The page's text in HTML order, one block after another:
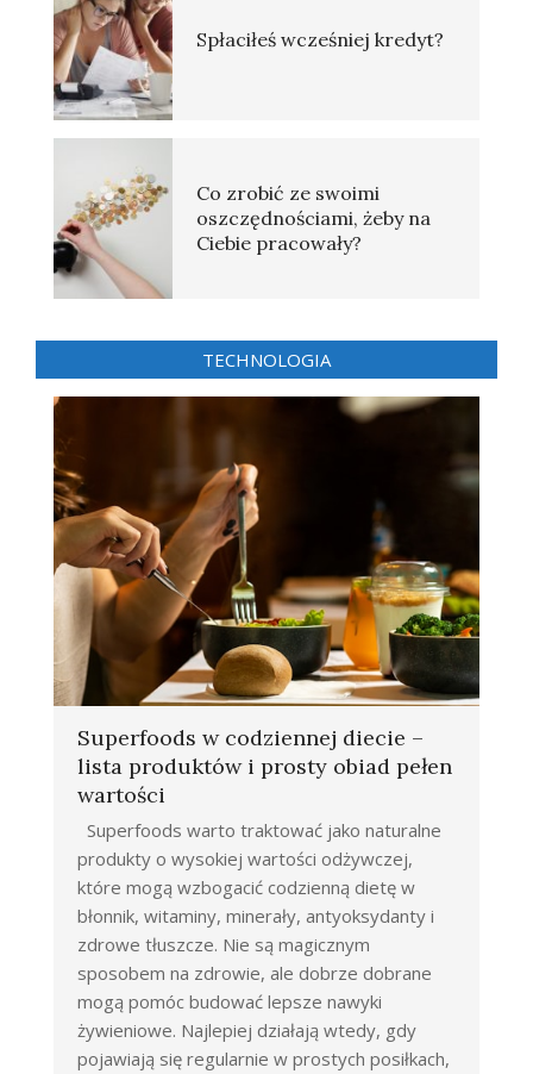
Spłaciłeś wcześniej kredyt?
Co zrobić ze swoimi
oszczędnościami, żeby na
Ciebie pracowały?
TECHNOLOGIA
Superfoods w codziennej diecie –
lista produktów i prosty obiad pełen
wartości
Superfoods warto traktować jako naturalne
produkty o wysokiej wartości odżywczej,
które mogą wzbogacić codzienną dietę w
błonnik, witaminy, minerały, antyoksydanty i
zdrowe tłuszcze. Nie są magicznym
sposobem na zdrowie, ale dobrze dobrane
mogą pomóc budować lepsze nawyki
żywieniowe. Najlepiej działają wtedy, gdy
pojawiają się regularnie w prostych posiłkach,